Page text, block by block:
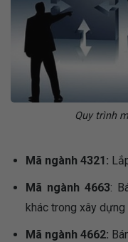
Quy trình
Mã ngành 4321:
Mã ngành 4663:
khác trong xây dựng
Mã ngành 4662: